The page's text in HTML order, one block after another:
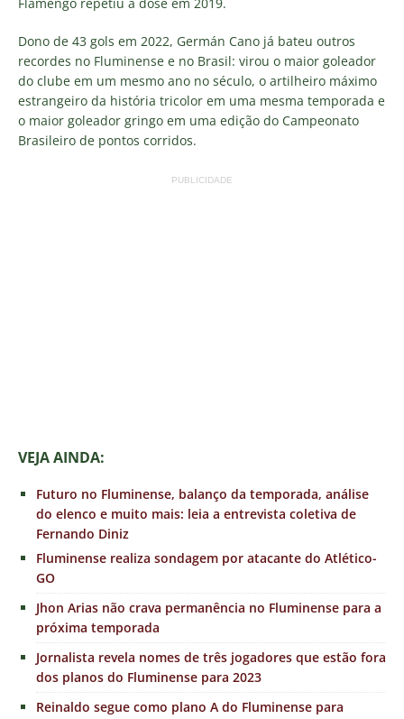
Dono de 43 gols em 2022, Germán Cano já bateu outros
recordes no Fluminense e no Brasil: virou o maior goleador
do clube em um mesmo ano no século, o artilheiro máximo
estrangeiro da história tricolor em uma mesma temporada e
o maior goleador gringo em uma edição do Campeonato
Brasileiro de pontos corridos.
PUBLICIDADE
VEJA AINDA:
Futuro no Fluminense, balanço da temporada, análise
do elenco e muito mais: leia a entrevista coletiva de
Fernando Diniz
Fluminense realiza sondagem por atacante do Atlético-
GO
Jhon Arias não crava permanência no Fluminense para a
próxima temporada
Jornalista revela nomes de três jogadores que estão fora
dos planos do Fluminense para 2023
Reinaldo segue como plano A do Fluminense para